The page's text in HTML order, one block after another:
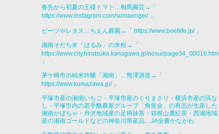
春先から初夏の王様トマト…相馬園芸→「
https://www.instagram.com/somaengei/」
ビーツやレタス…ちえん農園→「 https://www.beetlife.jp/」
湘南そだち米「はるみ」の米粉→「
https://www.city.hiratsuka.kanagawa.jp/nosui/page34_00016.html
」
茅ケ崎市の純米吟醸「湘南」…熊澤酒造→「
https://www.kumazawa.jp/」
平塚市産の湘南いちご・平塚市産のくりまさり・横浜市産の浜な
し・平塚市内の若手酪農家グループ「角笛会」の有志が生産した
湘南かぼちゃ・丹沢地域産の足柄抹茶・箱根山麓紅茶・西湘地域
産の湘南ゴールドなどの神奈川県産品…JA全農かながわ